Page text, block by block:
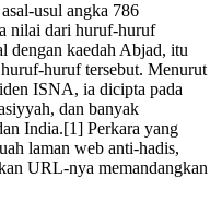
usul angka 786
nilai dari huruf-huruf
dengan kaedah Abjad, itu
huruf tersebut. Menurut
ISNA, ia dicipta pada
dan banyak
India.[1] Perkara yang
laman web anti-hadis,
URL-nya memandangkan